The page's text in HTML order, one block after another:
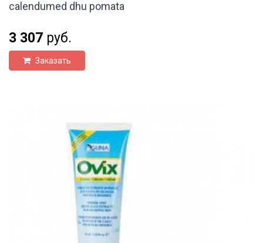
calendumed dhu pomata
3 307 руб.
Заказать